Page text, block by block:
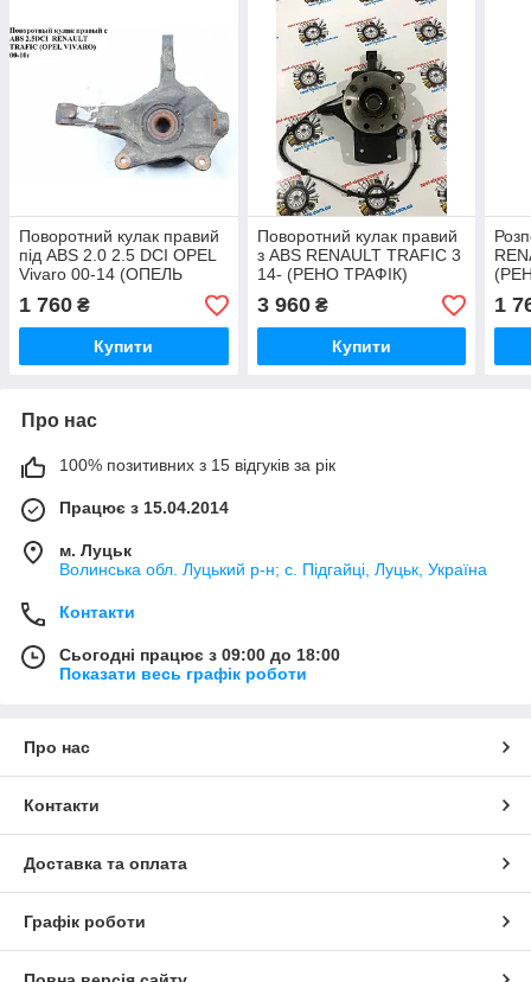
Поворотний кулак правий
під ABS 2.0 2.5 DCI OPEL
Vivaro 00-14 (ОПЕЛЬ
ВІВАРО) 8200630535
1 760 ₴
Купити
Поворотний кулак правий
з ABS RENAULT TRAFIC 3
14- (РЕНО ТРАФІК)
3 960₴
Купити
1
Про нас
100% позитивних з 15 відгуків за рік
Працює з 15.04.2014
м. Луцьк
Волинська обл. Луцький р-н; с. Підгайці, Луцьк, Україна
Контакти
Сьогодні працює з 09:00 до 18:00
Показати весь графік роботи
Про нас
Контакти
Доставка та оплата
Графік роботи